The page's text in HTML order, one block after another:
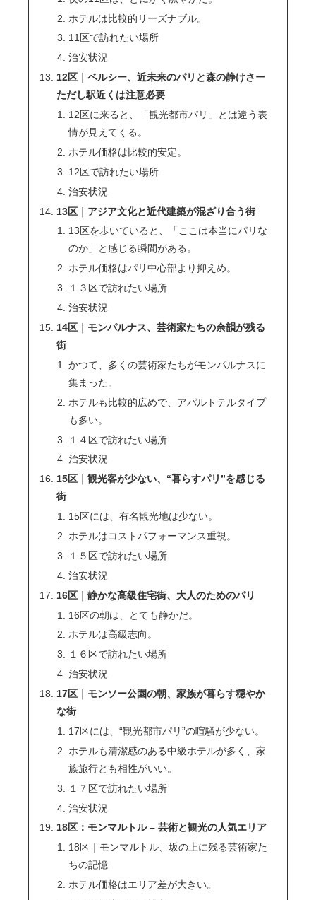
ホテルは比較的リーズナブル。
11区で訪れたい場所
治安状況
12区｜ベルシー、近未来のパリと森の静けさー
ただし駅近くは注意必要
12区に来ると、「観光都市パリ」とは違う表
情が見えてくる。
ホテル価格は比較的安定。
12区で訪れたい場所
治安状況
13区｜アジア文化と近代建築が混ざり合う街
13区を歩いていると、「ここは本当にパリな
のか」と感じる瞬間がある。
ホテル価格はパリ中心部より抑えめ。
１３区で訪れたい場所
治安状況
14区｜モンパルナス、芸術家たちの余韻が残る
街
かつて、多くの芸術家たちがモンパルナスに
集まった。
ホテルも比較的広めで、アパルトテルタイプ
も多い。
１４区で訪れたい場所
治安状況
15区｜観光客が少ない、“暮らすパリ”を感じる
街
15区には、有名観光地は少ない。
ホテルはコストパフォーマンス重視。
１５区で訪れたい場所
治安状況
16区｜静かな高級住宅街、大人のためのパリ
16区の朝は、とても静かだ。
ホテルは高級志向。
１６区で訪れたい場所
治安状況
17区｜モンソー公園の朝、家族が暮らす穏やか
な街
17区には、“観光都市パリ”の喧騒が少ない。
ホテルも清潔感のある中級ホテルが多く、家
族旅行とも相性がいい。
１７区で訪れたい場所
治安状況
18区：モンマルトル – 芸術と観光の人気エリア
18区｜モンマルトル、坂の上に残る芸術家た
ちの記憶
ホテル価格はエリア差が大きい。